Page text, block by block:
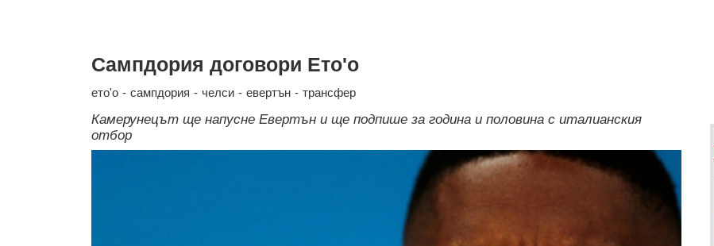
Сампдория договори Ето'о
ето'о - сампдория - челси - евертън - трансфер
Камерунецът ще напусне Евертън и ще подпише за година и половина с италианския
отбор